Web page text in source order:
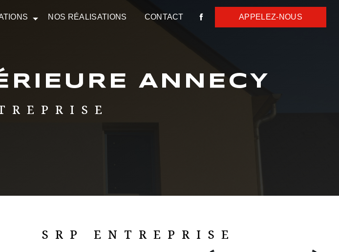
NOS RÉALISATIONS CONTACT APPELEZ-NOUS
ANNECY
SRP ENTREPRISE